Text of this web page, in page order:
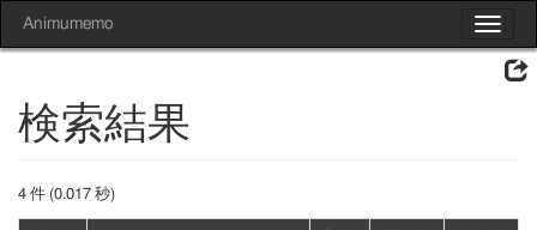
Toggle
Animumemo
検索結果
4 件 (0.017 秒)